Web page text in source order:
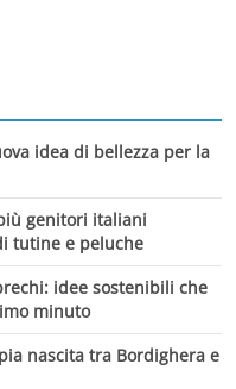
idea di bellezza per la
genitori italiani
tutine e peluche
idee sostenibili che
minuto
nascita tra Bordighera e